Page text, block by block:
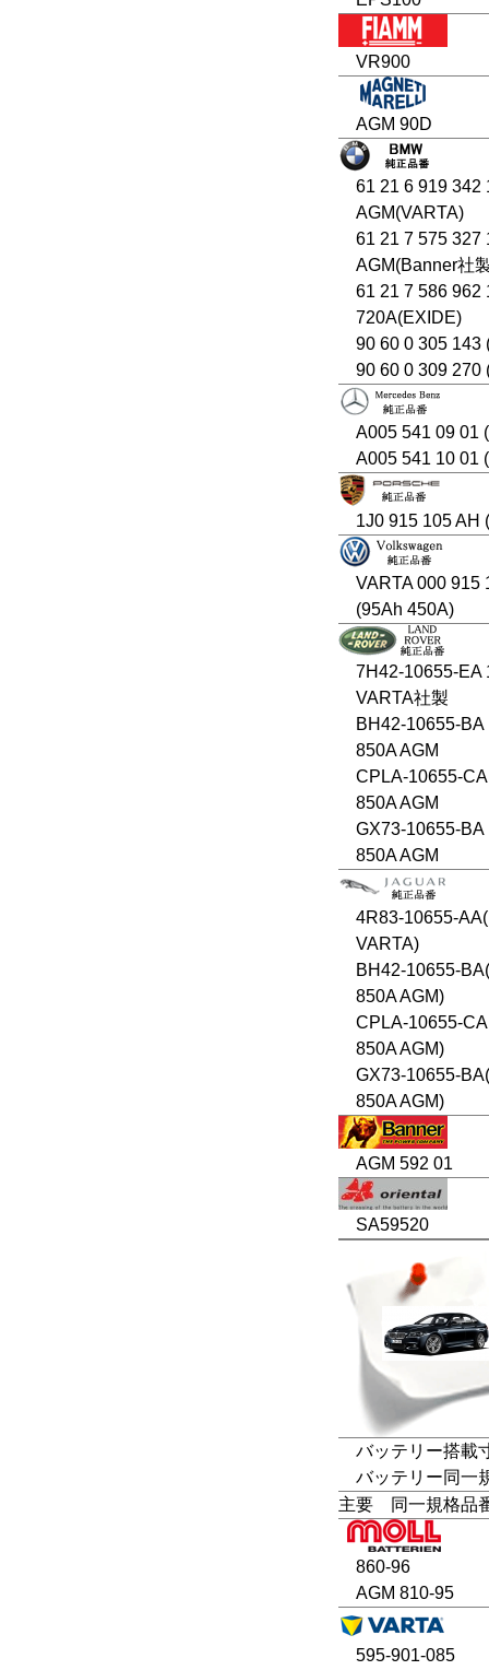
VR900
AGM 90D
61 21 6 919 342
AGM(VARTA)
61 21 7 575 327
AGM(Banner社
61 21 7 586 962
720A(EXIDE)
90 60 0 305 143
90 60 0 309 270
A005 541 09 01
A005 541 10 01
1J0 915 105 AH
VARTA 000 915
(95Ah 450A)
7H42-10655-EA
VARTA社製
BH42-10655-BA
850A AGM
CPLA-10655-
850A AGM
GX73-10655-BA
850A AGM
4R83-10655-
VARTA)
BH42-10655-
850A AGM)
CPLA-10655-
850A AGM)
GX73-10655-
850A AGM)
AGM 592 01
SA59520
バッテリー搭載
バッテリー同一
主要 同一規格品
860-96
AGM 810-95
595-901-085